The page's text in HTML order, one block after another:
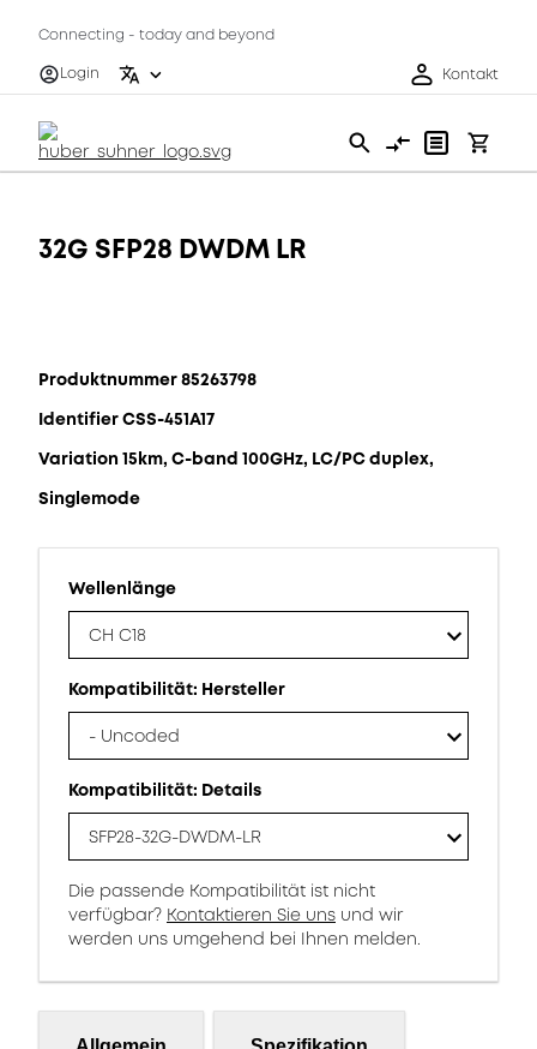
Connecting - today and beyond
Login
Kontakt
32G SFP28 DWDM LR
Produktnummer 85263798
Identifier CSS-451A17
Variation 15km, C-band 100GHz, LC/PC duplex,
Singlemode
Wellenlänge
CH C18
Kompatibilität: Hersteller
- Uncoded
Kompatibilität: Details
SFP28-32G-DWDM-LR
Die passende Kompatibilität ist nicht
verfügbar? Kontaktieren Sie uns und wir
werden uns umgehend bei Ihnen melden.